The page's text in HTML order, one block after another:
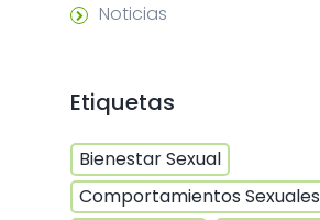
Noticias
Etiquetas
Bienestar Sexual
Comportamientos Sexuales